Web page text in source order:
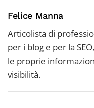
Felice Manna
Articolista di
per i blog e per la
le proprie
visibilità.